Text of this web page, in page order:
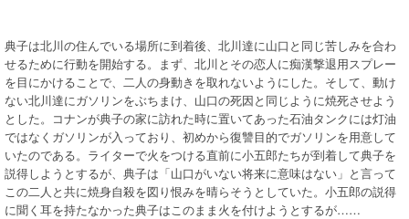
典子は北川の住んでいる場所に到着後、北川達に山口と同じ苦しみを合わ
せるために行動を開始する。まず、北川とその恋人に痴漢撃退用スプレー
を目にかけることで、二人の身動きを取れないようにした。そして、動け
ない北川達にガソリンをぶちまけ、山口の死因と同じように焼死させよう
とした。コナンが典子の家に訪れた時に置いてあった石油タンクには灯油
ではなくガソリンが入っており、初めから復讐目的でガソリンを用意して
いたのである。ライターで火をつける直前に小五郎たちが到着して典子を
説得しようとするが、典子は「山口がいない将来に意味はない」と言って
この二人と共に焼身自殺を図り恨みを晴らそうとしていた。小五郎の説得
に聞く耳を持たなかった典子はこのまま火を付けようとするが……